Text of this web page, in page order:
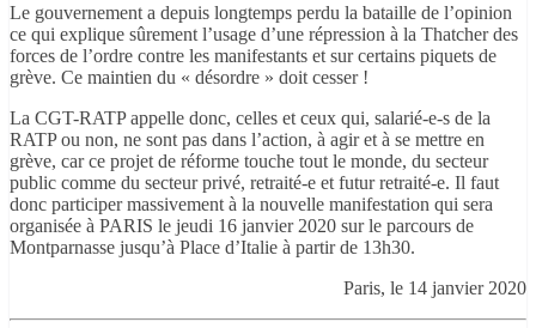
Le gouvernement a depuis longtemps perdu la bataille de l’opinion
ce qui explique sûrement l’usage d’une répression à la Thatcher des
forces de l’ordre contre les manifestants et sur certains piquets de
grève. Ce maintien du « désordre » doit cesser !
La CGT-RATP appelle donc, celles et ceux qui, salarié-e-s de la
RATP ou non, ne sont pas dans l’action, à agir et à se mettre en
grève, car ce projet de réforme touche tout le monde, du secteur
public comme du secteur privé, retraité-e et futur retraité-e. Il faut
donc participer massivement à la nouvelle manifestation qui sera
organisée à PARIS le jeudi 16 janvier 2020 sur le parcours de
Montparnasse jusqu’à Place d’Italie à partir de 13h30.
Paris, le 14 janvier 2020